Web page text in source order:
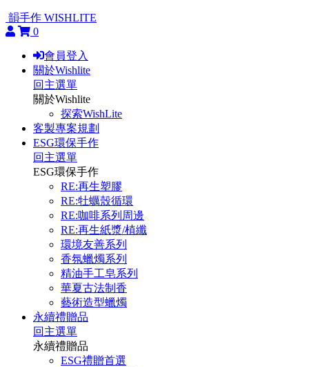
韻手作 WISHLITE
0
會員登入
關於Wishlite
回主選單
關於Wishlite
探索WishLite
客製專案規劃
ESG環保手作
回主選單
ESG環保手作
RE:再生塑膠
RE:牡蠣殼循環
RE:咖啡系列周邊
RE:再生紙漿/植纖
環境友善系列
香氛蠟燭系列
精油手工皂系列
華夏古法制香
藝術造型蠟燭
永續禮贈品
回主選單
永續禮贈品
ESG禮贈首選